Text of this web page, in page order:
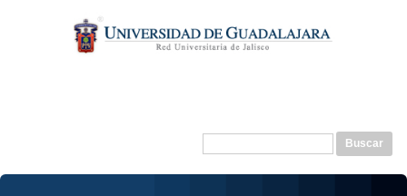
contenido
principal
Formulario de
Buscar